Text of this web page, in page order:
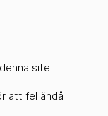
site
att fel ändå